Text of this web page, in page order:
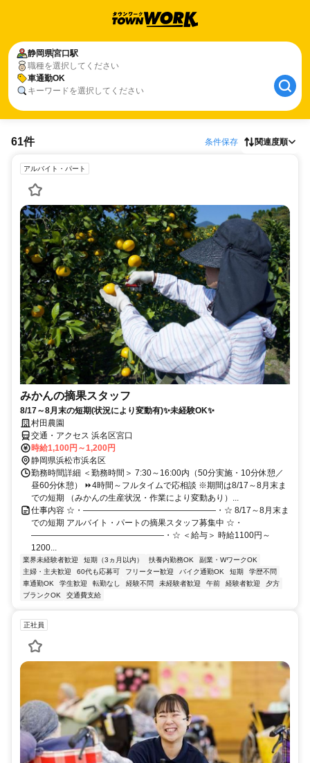
静岡県宮口駅
職種を選択してください
車通勤OK
キーワードを選択してください
61件 条件保存 関連度順
アルバイト・パート
みかんの摘果スタッフ
8/17～8月末の短期(状況により変動有)✨未経験OK✨
村田農園
交通・アクセス 浜名区宮口
時給1,100円～1,200円
静岡県浜松市浜名区
勤務時間詳細 ＜勤務時間＞ 7:30～16:00内（50分実施・10分休憩／
昼60分休憩） ⏩4時間～フルタイムで応相談 ※期間は8/17～8月末ま
での短期 （みかんの生産状況・作業により変動あり）...
仕事内容 ☆・――――――――――――――――・☆ 8/17～8月末ま
での短期 アルバイト・パートの摘果スタッフ募集中 ☆・
――――――――――――――――・☆ ＜給与＞ 時給1100円～
1200...
業界未経験者歓迎 短期（3ヵ月以内） 扶養内勤務OK
副業・WワークOK
主婦・主夫歓迎
60代も応募可 フリーター歓迎 バイク通勤OK 短期
学歴不問
車通勤OK
学生歓迎 転勤なし 経験不問 未経験者歓迎 午前 経験者歓迎
夕方
ブランクOK
交通費支給
正社員